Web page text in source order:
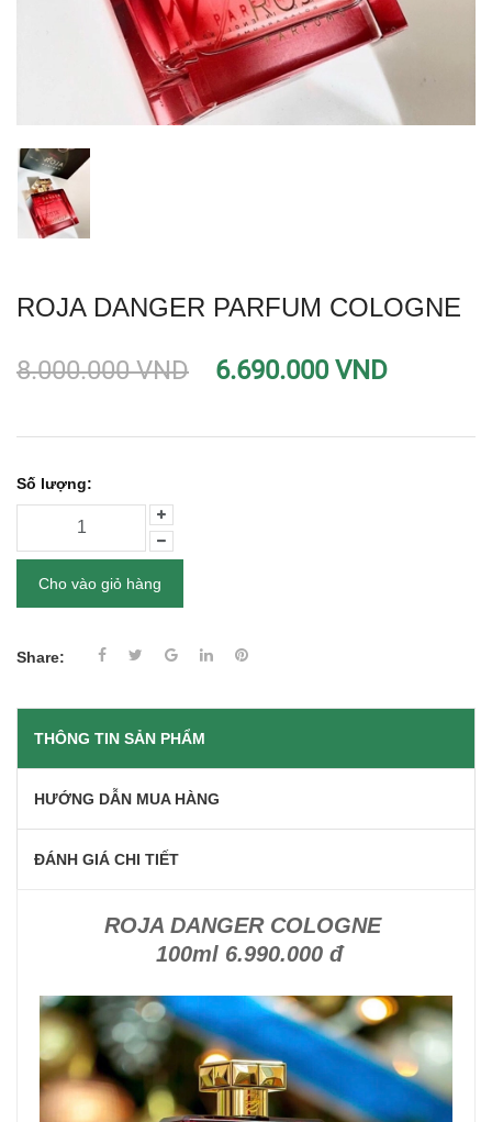
ROJA DANGER PARFUM COLOGNE
8.000.000 VND 6.690.000 VND
Số lượng:
Cho vào giỏ hàng
Share:
THÔNG TIN SẢN PHẨM
HƯỚNG DẪN MUA HÀNG
ĐÁNH GIÁ CHI TIẾT
ROJA DANGER COLOGNE
100ml 6.990.000 đ